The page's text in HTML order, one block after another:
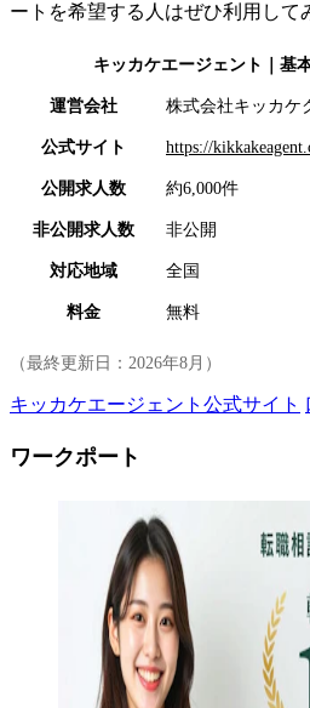
ートを希望する人はぜひ利用して
キッカケエージェント ｜基
運営会社 株式会社キッカケ
公式サイト https://
公開求人数 約6,000件
非公開求人数 非公開
対応地域 全国
料金 無料
（最終更新日： 2026年8月 ）
キッカケエージェント公式サイト
ワークポート